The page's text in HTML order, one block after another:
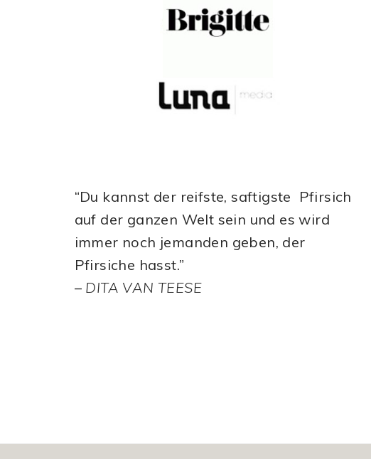
“Du kannst der reifste, saftigste Pfirsich
auf der ganzen Welt sein und es wird
immer noch jemanden geben, der
Pfirsiche hasst.”
– DITA VAN TEESE